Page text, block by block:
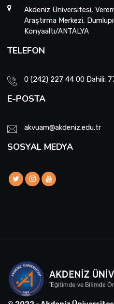
Akdeniz Üniversitesi,
Araştırma Merkezi,
Konyaaltı/ANTALYA
TELEFON
0 (242) 227 44 00 Dahili:
E-POSTA
akvuam@akdeniz.edu.tr
SOSYAL MEDYA